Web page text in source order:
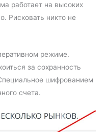
работает на высоких
Рисковать никто не
режиме.
за сохранность
шифрованием
счета.